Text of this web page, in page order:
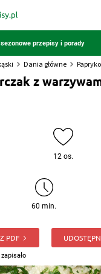
przepisy i porady
Dania główne
z
12 os.
60 min.
PDF